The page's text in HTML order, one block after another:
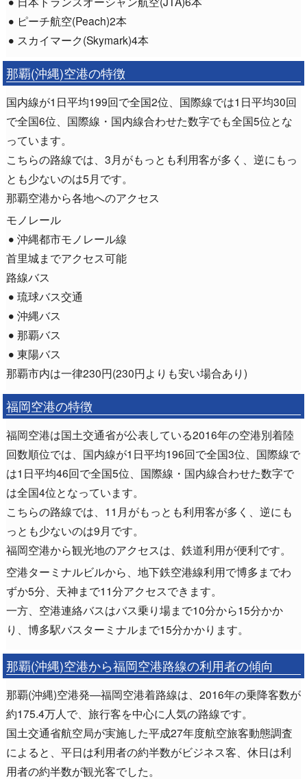
ピーチ航空(Peach)2本
スカイマーク(Skymark)4本
那覇(沖縄)空港の特徴
国内線が1日平均199回で全国2位、国際線では1日平均30回
で全国6位、国際線・国内線合わせた数字でも全国5位とな
っています。
こちらの路線では、3月がもっとも利用客が多く、逆にもっ
とも少ないのは5月です。
那覇空港から各地へのアクセス
モノレール
沖縄都市モノレール線
首里城までアクセス可能
路線バス
琉球バス交通
沖縄バス
那覇バス
東陽バス
那覇市内は一律230円(230円よりも安い場合あり)
福岡空港の特徴
福岡空港は国土交通省が公表している2016年の空港別着陸
回数順位では、国内線が1日平均196回で全国3位、国際線で
は1日平均46回で全国5位、国際線・国内線合わせた数字で
は全国4位となっています。
こちらの路線では、11月がもっとも利用客が多く、逆にも
っとも少ないのは9月です。
福岡空港から観光地のアクセスは、鉄道利用が便利です。
空港ターミナルビルから、地下鉄空港線利用で博多までわ
ずか5分、天神まで11分アクセスできます。
一方、空港連絡バスはバス乗り場まで10分から15分かか
り、博多駅バスターミナルまで15分かかります。
那覇(沖縄)空港から福岡空港路線の利用者の傾向
那覇(沖縄)空港発―福岡空港着路線は、2016年の乗降客数が
約175.4万人で、旅行客を中心に人気の路線です。
国土交通省航空局が実施した平成27年度航空旅客動態調査
によると、平日は利用者の約半数がビジネス客、休日は利
用者の約半数が観光客でした。